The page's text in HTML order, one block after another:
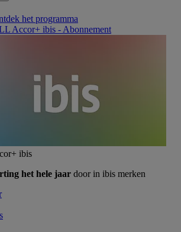
het programma
Accor+ ibis - Abonnement
ibis
het hele jaar door in ibis merken